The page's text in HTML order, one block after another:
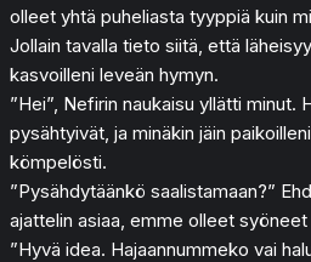
olleet yhtä puheliasta tyyppiä kuin
Jollain tavalla tieto siitä, että
kasvoilleni leveän hymyn.
”Hei”, Nefirin naukaisu yllätti minut.
pysähtyivät, ja minäkin jäin
kömpelösti.
”Pysähdytäänkö saalistamaan?”
ajattelin asiaa, emme olleet syöneet
”Hyvä idea. Hajaannummeko vai